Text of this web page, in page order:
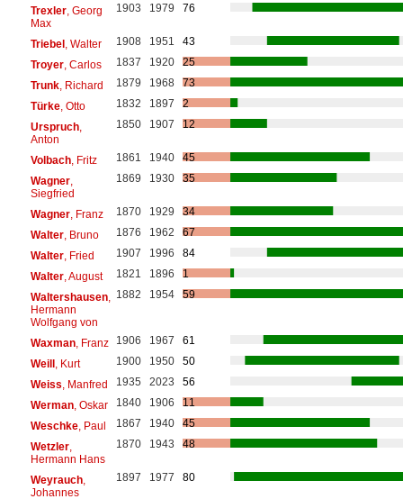
Trexler, Georg
Max
1903 1979 76
Triebel, Walter 1908 1951
43
Troyer, Carlos 1837 1920
25
Trunk, Richard 1879 1968
73
Türke, Otto 1832 1897
2
Urspruch,
Anton
1850 1907 12
Volbach, Fritz 1861 1940
45
Wagner,
Siegfried
1869 1930 35
Wagner, Franz 1870 1929
34
Walter, Bruno 1876 1962
67
Walter, Fried 1907 1996
84
Walter, August 1821 1896
1
Waltershausen,
Hermann
Wolfgang von
1882 1954 59
Waxman, Franz 1906 1967
61
Weill, Kurt 1900 1950
50
Weiss , Manfred 1935 2023
56
Werman, Oskar 1840 1906
11
Weschke, Paul 1867 1940
45
Wetzler,
Hermann Hans
1870 1943 48
Weyrauch,
Johannes
1897 1977 80